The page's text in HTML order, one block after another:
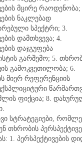
მცირე რაოდენობა;
ნაკლებად
სპექტრი; 3.
დამთხვევა; 4.
დაჯგუფება
გარშემო; 5.
გამოკვეთილობა; 6.
მიერ რეფერენციის
ფიქცია; 8.
სტრატეგიები,
თხრობის
1. პერსპექტივების